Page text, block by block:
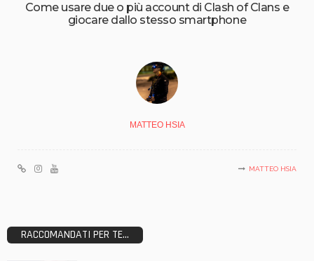
Come usare due o più account di Clash of Clans e
giocare dallo stesso smartphone
MATTEO HSIA
MATTEO HSIA
RACCOMANDATI PER TE...